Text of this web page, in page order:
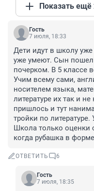
Показать ещё
Гость
7 июля, 18:33
Дети идут в школу
уже умеют. Сын пошел
почерком. В 5 классе
Учим всему сами,
носителем языка,
литературе их так и
пришлось и тут
тройки по
Школа только оценки
когда рубашка в
ОТВЕТИТЬ 6
Гость
7 июля, 18:35